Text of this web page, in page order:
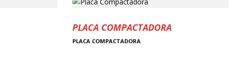
PLACA COMPACTADORA
PLACA COMPACTADORA